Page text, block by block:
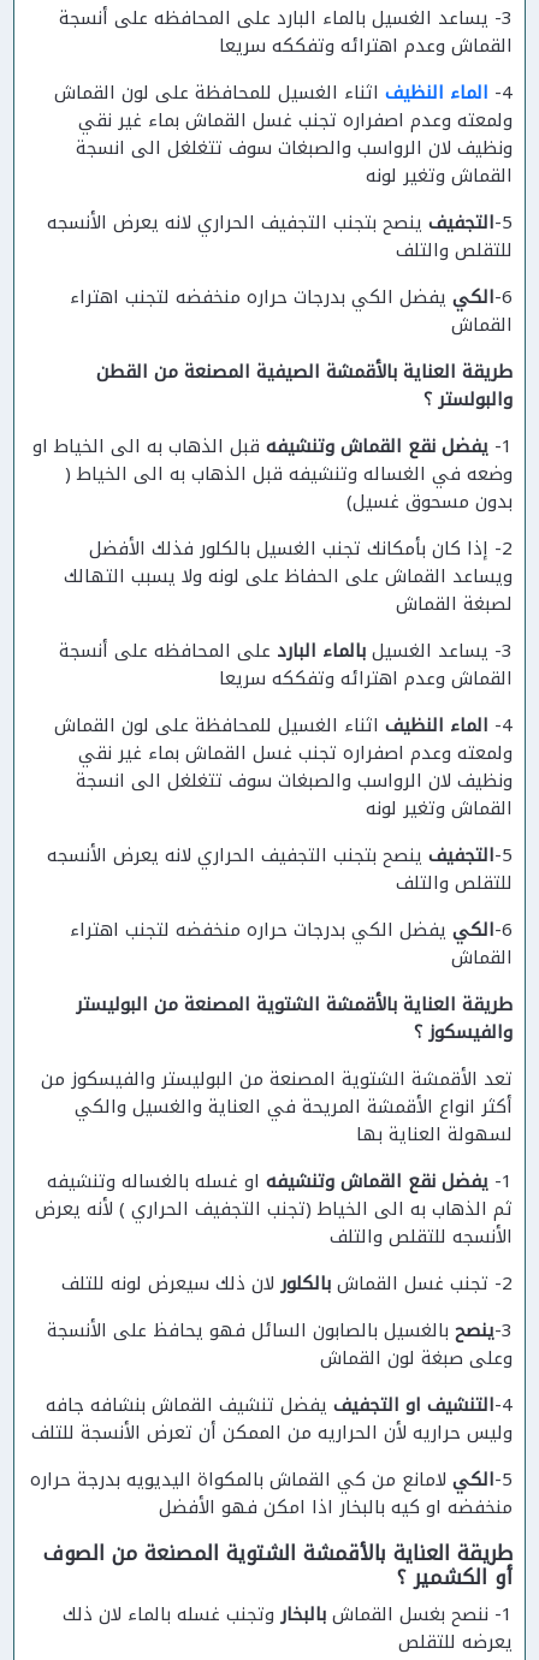
3- يساعد الغسيل بالماء البارد على المحافظه على أنسجة
القماش وعدم اهترائه وتفككه سريعا
4- الماء النظيف اثناء الغسيل للمحافظة على لون القماش
ولمعته وعدم اصفراره تجنب غسل القماش بماء غير نقي
ونظيف لان الرواسب والصبغات سوف تتغلغل الى انسجة
القماش وتغير لونه
5- التجفيف ينصح بتجنب التجفيف الحراري لانه يعرض الأنسجه
للتقلص والتلف
6- الكي يفضل الكي بدرجات حراره منخفضه لتجنب اهتراء
القماش
طريقة العناية بالأقمشة الصيفية المصنعة من القطن
والبولستر ؟
1- يفضل نقع القماش وتنشيفه قبل الذهاب به الى الخياط او
وضعه في الغساله وتنشيفه قبل الذهاب به الى الخياط (
بدون مسحوق غسيل)
2- إذا كان بأمكانك تجنب الغسيل بالكلور فذلك الأفضل
ويساعد القماش على الحفاظ على لونه ولا يسبب التهالك
لصبغة القماش
3- يساعد الغسيل
بالماء البارد على المحافظه على أنسجة
القماش وعدم اهترائه وتفككه سريعا
4- الماء النظيف اثناء الغسيل للمحافظة على لون القماش
ولمعته وعدم اصفراره تجنب غسل القماش بماء غير نقي
ونظيف لان الرواسب والصبغات سوف تتغلغل الى انسجة
القماش وتغير لونه
5- التجفيف ينصح بتجنب التجفيف الحراري لانه يعرض الأنسجه
للتقلص والتلف
6- الكي يفضل الكي بدرجات حراره منخفضه لتجنب اهتراء
القماش
طريقة العناية بالأقمشة الشتوية المصنعة من البوليستر
والفيسكوز ؟
تعد الأقمشة الشتوية المصنعة من البوليستر والفيسكوز من
أكثر انواع الأقمشة المريحة في العناية والغسيل والكي
لسهولة العناية بها
1- يفضل نقع القماش وتنشيفه او غسله بالغساله وتنشيفه
ثم الذهاب به الى الخياط (تجنب التجفيف الحراري ) لأنه يعرض
الأنسجه للتقلص والتلف
2- تجنب غسل القماش
بالكلور لان ذلك سيعرض لونه للتلف
3- ينصح بالغسيل بالصابون السائل فهو يحافظ على الأنسجة
وعلى صبغة لون القماش
4- التنشيف او التجفيف يفضل تنشيف القماش بنشافه جافه
وليس حراريه لأن الحراريه من الممكن أن تعرض الأنسجة للتلف
5- الكي لامانع من كي القماش بالمكواة اليديويه بدرجة حراره
منخفضه او كيه بالبخار اذا امكن فهو الأفضل
طريقة العناية بالأقمشة الشتوية المصنعة من الصوف
أو الكشمير ؟
1- ننصح بغسل القماش بالبخار وتجنب غسله بالماء لان ذلك
يعرضه للتقلص